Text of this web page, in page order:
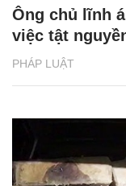
PHÁP LUẬT
Ông chủ lĩnh
việc tật